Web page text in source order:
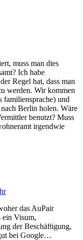
muss man dies
Ich habe
Regel hat, dass man
werden. Wir kommen
familiensprache) und
Berlin holen. Wäre
benutzt? Muss
irgendwie
das AuPair
ein Visum,
der Beschäftigung,
bei Google…